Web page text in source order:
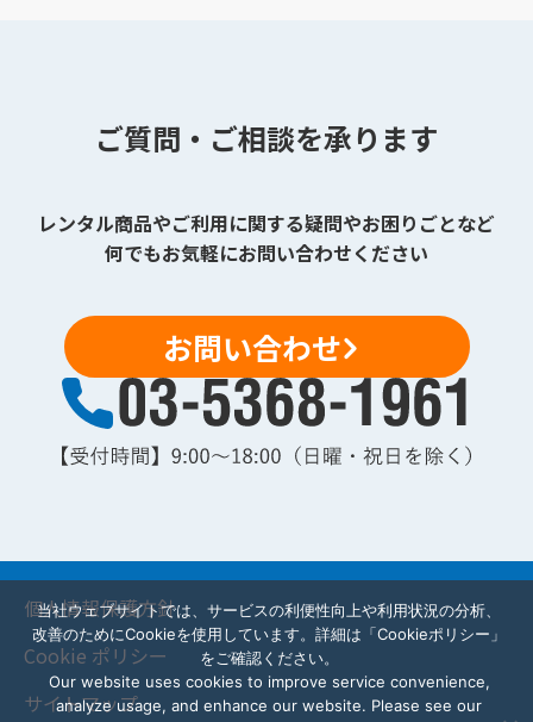
ご質問・ご相談を承ります
レンタル商品やご利用に関する疑問やお困りごとなど
何でもお気軽にお問い合わせください
お問い合わせ
個人情報保護方針
Cookie ポリシー
サイトマップ
当社ウェブサイトでは、サービスの利便性向上や利用状況の分析、
改善のためにCookieを使用しています。詳細は「Cookieポリシー」
をご確認ください。
Our website uses cookies to improve service convenience,
analyze usage, and enhance our website. Please see our